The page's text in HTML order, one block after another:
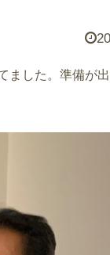
ました。準備が